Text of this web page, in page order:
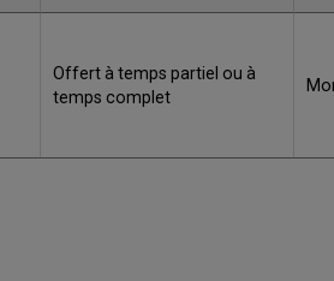
Offert à temps partiel ou à
temps complet